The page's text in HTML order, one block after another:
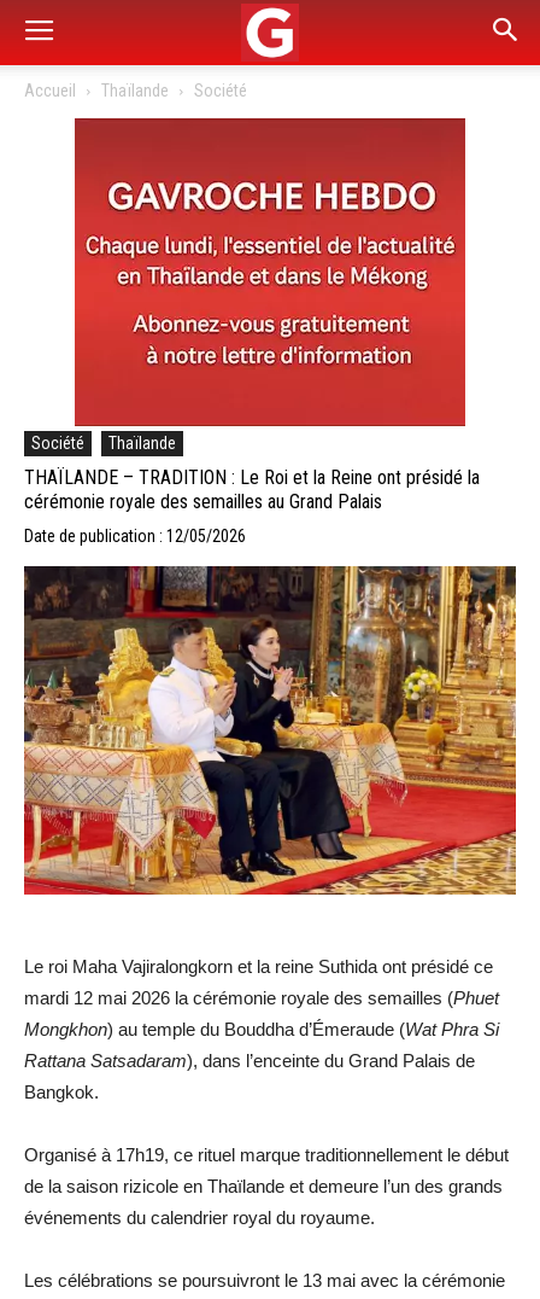
Accueil Thaïlande Société
Société Thaïlande
THAÏLANDE – TRADITION : Le Roi et la Reine ont présidé la
cérémonie royale des semailles au Grand Palais
Date de publication : 12/05/2026
Le roi Maha Vajiralongkorn et la reine Suthida ont présidé ce
mardi 12 mai 2026 la cérémonie royale des semailles (Phuet
Mongkhon) au temple du Bouddha d’Émeraude (Wat Phra Si
Rattana Satsadaram), dans l’enceinte du Grand Palais de
Bangkok.
Organisé à 17h19, ce rituel marque traditionnellement le début
de la saison rizicole en Thaïlande et demeure l’un des grands
événements du calendrier royal du royaume.
Les célébrations se poursuivront le 13 mai avec la cérémonie